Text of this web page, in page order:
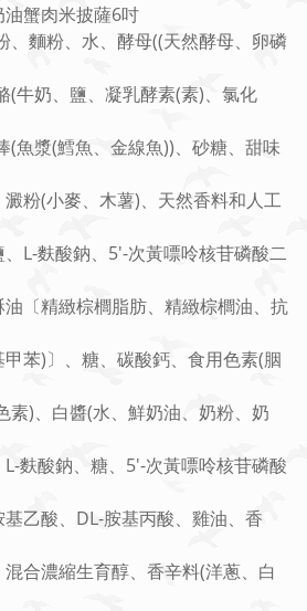
蟹肉米披薩6吋
、麵粉、水、酵母((天然酵母、卵磷
(牛奶、鹽、凝乳酵素(素)、氯化
(魚漿(鱈魚、金線魚))、砂糖、甜味
粉(小麥、木薯)、天然香料和人工
L-麩酸鈉、5'-次黃嘌呤核苷磷酸二
〔精緻棕櫚脂肪、精緻棕櫚油、抗
苯)〕、糖、碳酸鈣、食用色素(胭
素)、白醬(水、鮮奶油、奶粉、奶
麩酸鈉、糖、5'-次黃嘌呤核苷磷酸
乙酸、DL-胺基丙酸、雞油、香
合濃縮生育醇、香辛料(洋蔥、白